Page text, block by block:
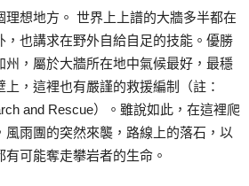
理想地方。 世界上上譜的大牆多半都在
，也講求在野外自給自足的技能。優勝
州，屬於大牆所在地中氣候最好，最穩
，這裡也有嚴謹的救援編制（註：
and Rescue）。雖說如此，在這裡爬
風雨團的突然來襲，路線上的落石，以
可能奪走攀岩者的生命。